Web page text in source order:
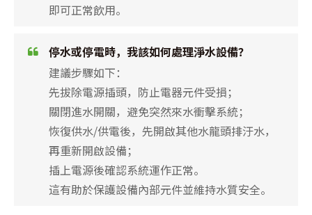
即可正常飲用。
停水或停電時，我該如何處理淨水設備？
建議步驟如下：
先拔除電源插頭，防止電器元件受損；
關閉進水開關，避免突然來水衝擊系統；
恢復供水/供電後，先開啟其他水龍頭排汙水，
再重新開啟設備；
插上電源後確認系統運作正常。
這有助於保護設備內部元件並維持水質安全。